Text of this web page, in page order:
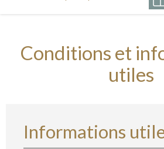
Conditions et
utiles
Informations